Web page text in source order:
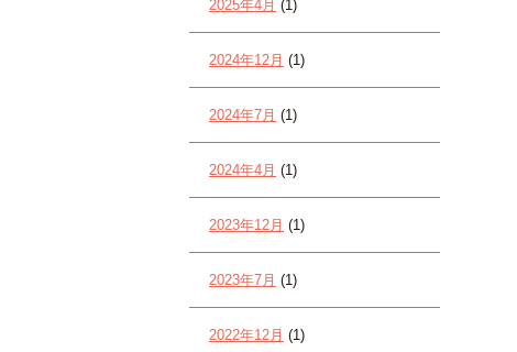
2025年4月 (1)
2024年12月 (1)
2024年7月 (1)
2024年4月 (1)
2023年12月 (1)
2023年7月 (1)
2022年12月 (1)